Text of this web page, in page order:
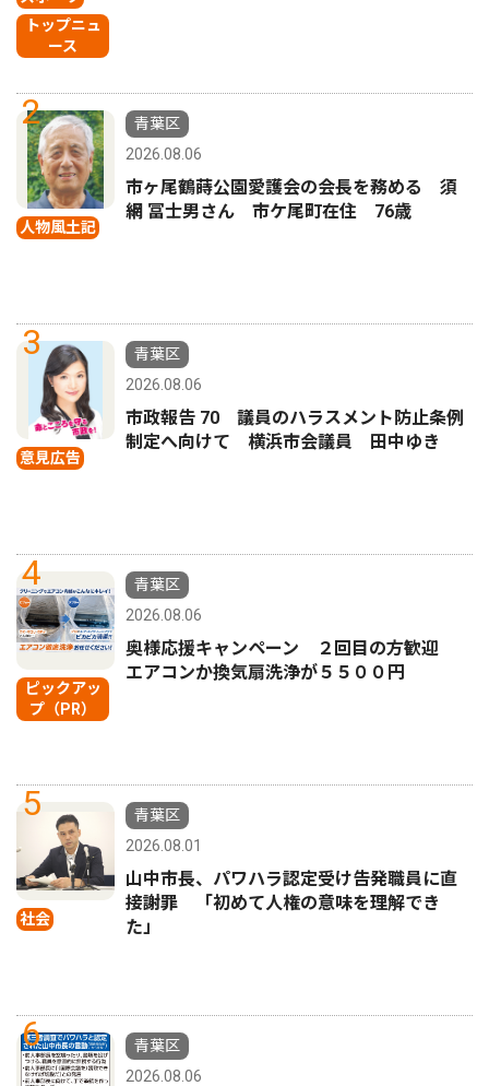
トップニュ
ース
2
人物風土記
青葉区
2026.08.06
市ヶ尾鶴蒔公園愛護会の会長を務める 須
網 冨士男さん 市ケ尾町在住 76歳
3
意見広告
青葉区
2026.08.06
市政報告 70 議員のハラスメント防止条例
制定へ向けて 横浜市会議員 田中ゆき
4
ピックアッ
プ（PR）
青葉区
2026.08.06
奥様応援キャンペーン ２回目の方歓迎
エアコンか換気扇洗浄が５５００円
5
社会
青葉区
2026.08.01
山中市長、パワハラ認定受け告発職員に直
接謝罪 「初めて人権の意味を理解でき
た」
6
青葉区
2026.08.06